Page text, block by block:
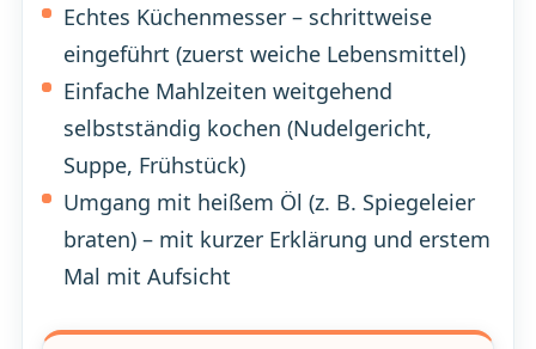
Echtes Küchenmesser – schrittweise
eingeführt (zuerst weiche Lebensmittel)
Einfache Mahlzeiten weitgehend
selbstständig kochen (Nudelgericht,
Suppe, Frühstück)
Umgang mit heißem Öl (z. B. Spiegeleier
braten) – mit kurzer Erklärung und erstem
Mal mit Aufsicht